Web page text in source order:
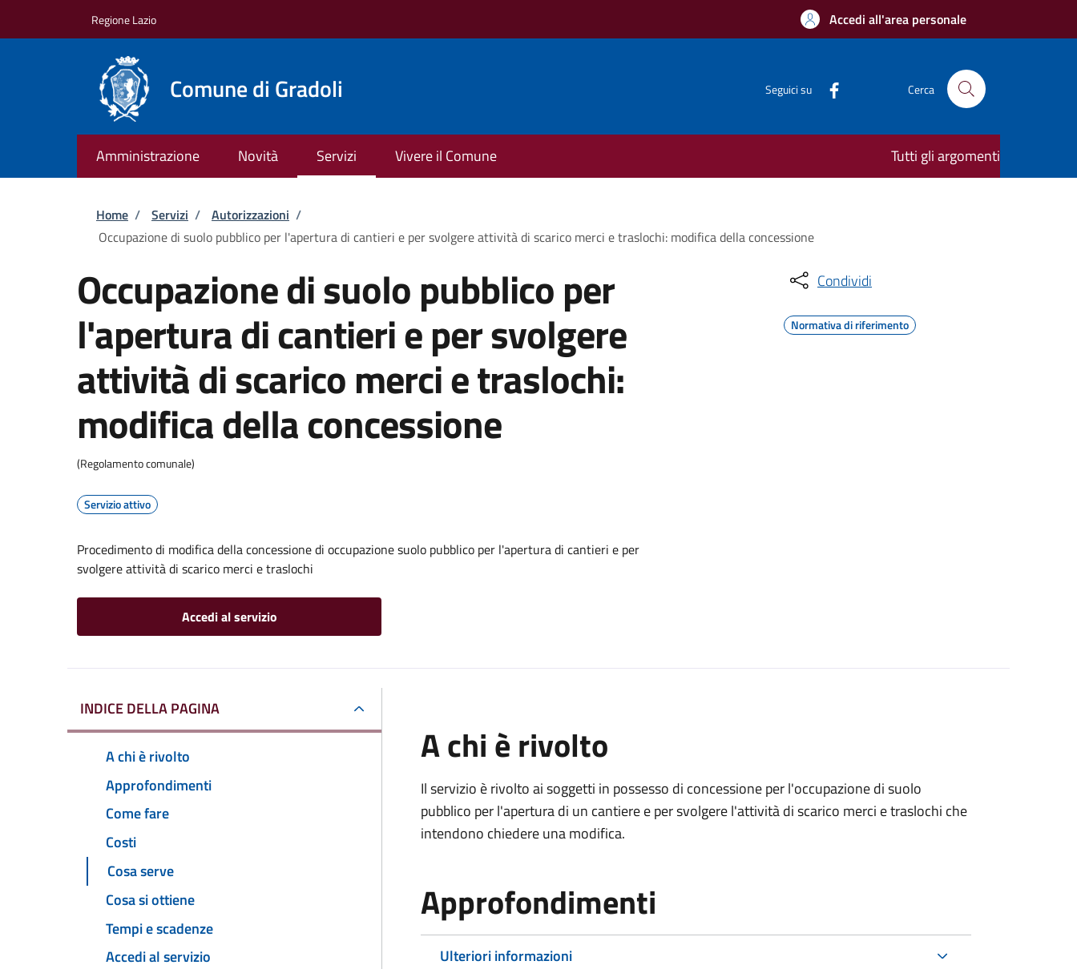
Regione Lazio Accedi all'area personale
Comune di Gradoli Seguici su Cerca
Amministrazione Novità Servizi Vivere il Comune Tutti gli argomenti
Briciole di pane
Home / Servizi / Autorizzazioni /
Occupazione di suolo pubblico per l'apertura di cantieri e per svolgere attività di scarico merci e traslochi: modifica della concessione
Occupazione di suolo pubblico per
l'apertura di cantieri e per svolgere
attività di scarico merci e traslochi:
modifica della concessione
(Regolamento comunale)
Servizio attivo
Procedimento di modifica della concessione di occupazione suolo pubblico per l'apertura di cantieri e per
svolgere attività di scarico merci e traslochi
Accedi al servizio
Condividi
Normativa di riferimento
INDICE DELLA PAGINA
A chi è rivolto
Approfondimenti
Come fare
Costi
Cosa serve
Cosa si ottiene
Tempi e scadenze
Accedi al servizio
A chi è rivolto
Il servizio è rivolto ai soggetti in possesso di concessione per l'occupazione di suolo
pubblico per l'apertura di un cantiere e per svolgere l'attività di scarico merci e traslochi che
intendono chiedere una modifica.
Approfondimenti
Ulteriori informazioni